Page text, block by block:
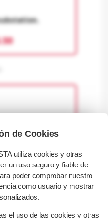
115 mm.
de Cookies
utiliza cookies y otras
un uso seguro y fiable de
poder comprobar nuestro
como usuario y mostrar
el uso de las cookies y otras